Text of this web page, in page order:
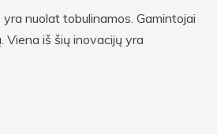
nuolat tobulinamos. Gamintojai
Viena iš šių inovacijų yra